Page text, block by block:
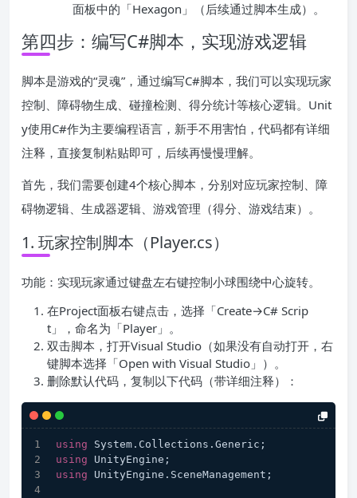
面板中的「Hexagon」（后续通过脚本生成）。
第四步：编写C#脚本，实现游戏逻辑
脚本是游戏的“灵魂”，通过编写C#脚本，我们可以实现玩家
控制、障碍物生成、碰撞检测、得分统计等核心逻辑。Unit
y使用C#作为主要编程语言，新手不用害怕，代码都有详细
注释，直接复制粘贴即可，后续再慢慢理解。
首先，我们需要创建4个核心脚本，分别对应玩家控制、障
碍物逻辑、生成器逻辑、游戏管理（得分、游戏结束）。
1. 玩家控制脚本（Player.cs）
功能：实现玩家通过键盘左右键控制小球围绕中心旋转。
在Project面板右键点击，选择「Create→C# Scrip
t」，命名为「Player」。
双击脚本，打开Visual Studio（如果没有自动打开，右
键脚本选择「Open with Visual Studio」）。
删除默认代码，复制以下代码（带详细注释）：
using System.Collections.Generic;
using UnityEngine;
using UnityEngine.SceneManagement;